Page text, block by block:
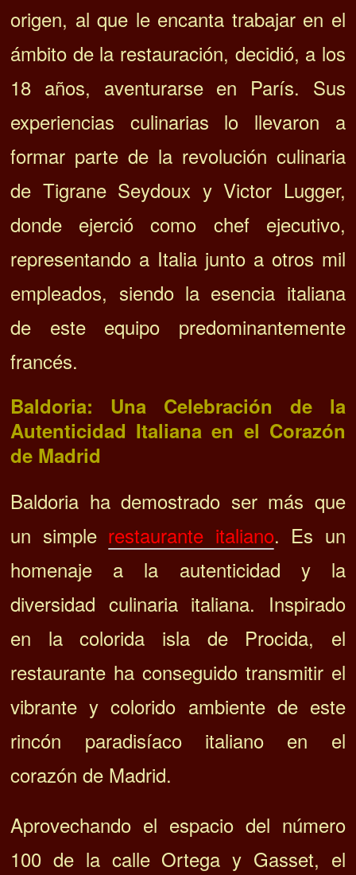
origen, al que le encanta trabajar en el
ámbito de la restauración, decidió, a los
18 años, aventurarse en París. Sus
experiencias culinarias lo llevaron a
formar parte de la revolución culinaria
de Tigrane Seydoux y Victor Lugger,
donde ejerció como chef ejecutivo,
representando a Italia junto a otros mil
empleados, siendo la esencia italiana
de este equipo predominantemente
francés.
Baldoria: Una Celebración de la
Autenticidad Italiana en el Corazón
de Madrid
Baldoria ha demostrado ser más que
un simple restaurante italiano. Es un
homenaje a la autenticidad y la
diversidad culinaria italiana. Inspirado
en la colorida isla de Procida, el
restaurante ha conseguido transmitir el
vibrante y colorido ambiente de este
rincón paradisíaco italiano en el
corazón de Madrid.
Aprovechando el espacio del número
100 de la calle Ortega y Gasset, el